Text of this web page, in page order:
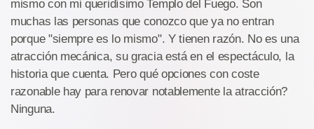
mismo con mi queridísimo Templo del Fuego. Son
muchas las personas que conozco que ya no entran
porque "siempre es lo mismo". Y tienen razón. No es una
atracción mecánica, su gracia está en el espectáculo, la
historia que cuenta. Pero qué opciones con coste
razonable hay para renovar notablemente la atracción?
Ninguna.